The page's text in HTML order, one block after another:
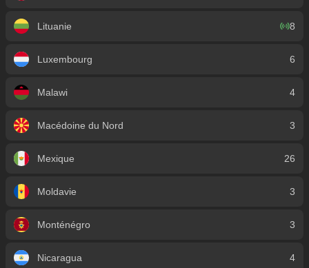
Lituanie 8
Luxembourg 6
Malawi 4
Macédoine du Nord 3
Mexique 26
Moldavie 3
Monténégro 3
Nicaragua 4